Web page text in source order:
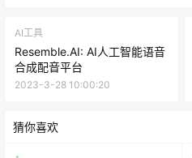
AI工具
Resemble.AI: AI人工智能语音
合成配音平台
2023-3-28 10:00:20
猜你喜欢